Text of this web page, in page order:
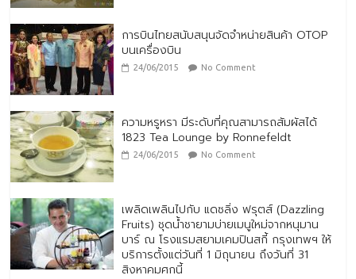
การบินไทยสนับสนุนจัดจำหน่ายสินค้า OTOP
บนเครื่องบิน
24/06/2015 No Comment
ความหรูหรา มีระดับที่คุณสามารถสัมผัสได้
1823 Tea Lounge by Ronnefeldt
24/06/2015 No Comment
เพลิดเพลินไปกับ แดซลิ่ง ฟรุตส์ (Dazzling
Fruits) ชุดน้ำชายามบ่ายเมนูใหม่จากหนุมาน
บาร์ ณ โรงแรมสยามเคมปินสกี้ กรุงเทพฯ ให้
บริการตั้งแต่วันที่ 1 มิถุนายน ถึงวันที่ 31
สิงหาคมศกนี้